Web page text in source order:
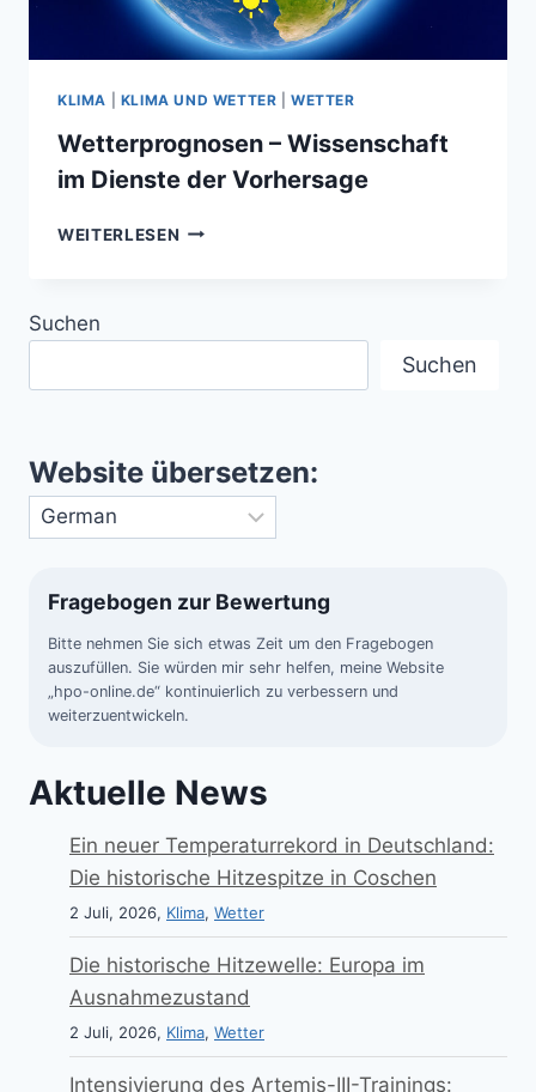
KLIMA KLIMA UND WETTER |WETTER
Wetterprognosen – Wissenschaft
im Dienste der Vorhersage
WEITERLESEN WETTERPROGNOSEN
Suchen
Suchen
Website übersetzen:
Fragebogen zur Bewertung
Bitte nehmen Sie sich etwas Zeit um den Fragebogen
auszufüllen. Sie würden mir sehr helfen, meine Website
„hpo-online.de“ kontinuierlich zu verbessern und
weiterzuentwickeln.
Aktuelle News
Ein neuer Temperaturrekord in Deutschland:
Die historische Hitzespitze in Coschen
2 Juli, 2026, Klima, Wetter
Die historische Hitzewelle: Europa im
Ausnahmezustand
2 Juli, 2026, Klima, Wetter
Intensivierung des Artemis-III-Trainings: